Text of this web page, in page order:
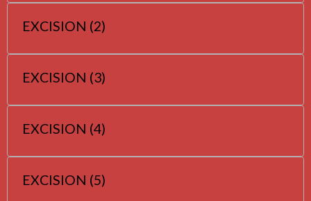
EXCISION (2)
EXCISION (3)
EXCISION (4)
EXCISION (5)